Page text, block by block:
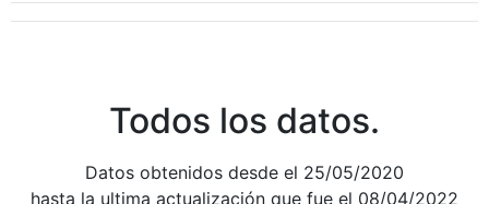
Todos los datos.
Datos obtenidos desde el 25/05/2020
hasta la ultima actualización que fue el 08/04/2022